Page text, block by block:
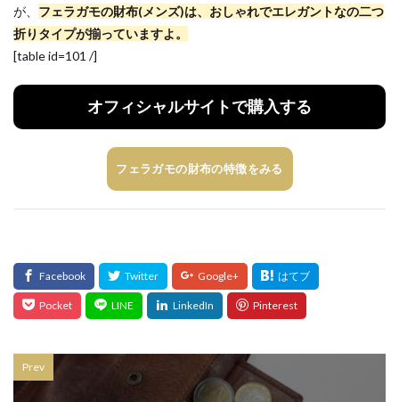
が、 フェラガモの財布(メンズ)は、おしゃれでエレガントなの二つ
折りタイプが揃っていますよ。
[table id=101 /]
オフィシャルサイトで購入する
フェラガモの財布の特徴をみる
Prev